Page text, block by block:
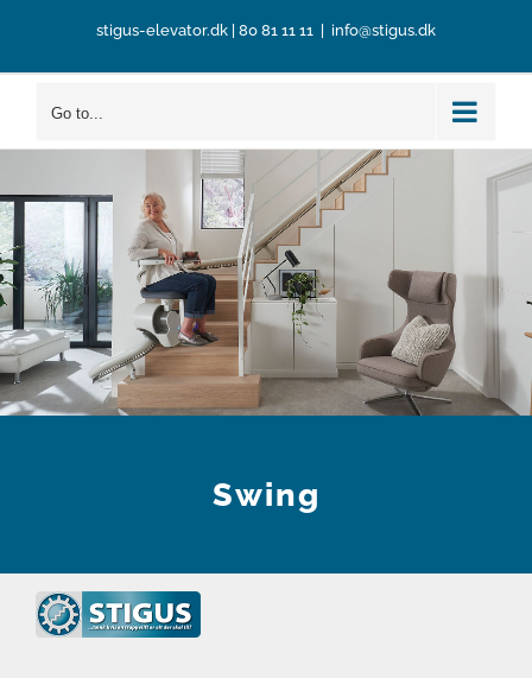
content
stigus-elevator.dk 80 81 11 11 info@stigus.dk
Go to...
Swing